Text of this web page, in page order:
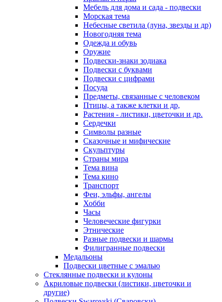
Мебель для дома и сада - подвески
Морская тема
Небесные светила (луна, звезды и др)
Новогодняя тема
Одежда и обувь
Оружие
Подвески-знаки зодиака
Подвески с буквами
Подвески с цифрами
Посуда
Предметы, связанные с человеком
Птицы, а также клетки и др,
Растения - листики, цветочки и др.
Сердечки
Символы разные
Сказочные и мифические
Скульптуры
Страны мира
Тема вина
Тема кино
Транспорт
Феи, эльфы, ангелы
Хобби
Часы
Человеческие фигурки
Этнические
Разные подвески и шармы
Филигранные подвески
Медальоны
Подвески цветные с эмалью
Стеклянные подвески и кулоны
Акриловые подвески (листики, цветочки и
другие)